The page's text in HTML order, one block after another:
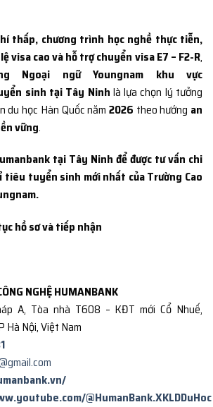
thấp, chương trình học nghề thực tiễn,
visa cao và hỗ trợ chuyển visa E7 – F2-R,
Ngoại ngữ Youngnam khu vực
sinh tại Tây Ninh là lựa chọn lý tưởng
du học Hàn Quốc năm 2026 theo hướng an
vững.
tại Tây Ninh để được tư vấn chi
tuyển sinh mới nhất của Trường Cao
hồ sơ và tiếp nhận
NGHỆ HUMANBANK
A, Tòa nhà T608 – KĐT mới Cổ Nhuế,
Hà Nội, Việt Nam
@HumanBank.XKLDDuHoc